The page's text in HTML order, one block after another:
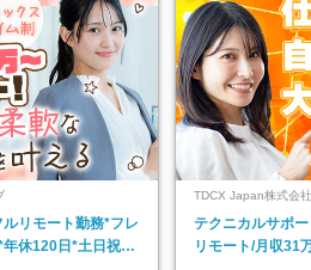
リモート勤務*フレ
年休120日*土日祝休
TDCX Japan株式会社
テクニカルサポ
リモート/月収31